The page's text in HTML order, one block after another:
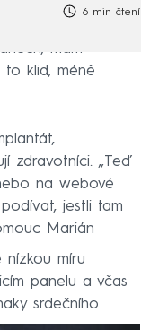
6 min čtení
mám
to klid, méně
zdravotníci. „Teď
na webové
jestli tam
Marián
míru
panelu a včas
srdečního